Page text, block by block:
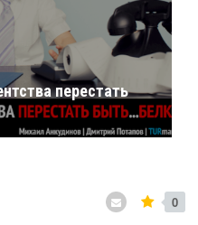
перестать
0